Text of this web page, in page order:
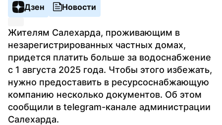
Дзен
Новости
Жителям Салехарда, проживающим в
незарегистрированных частных домах,
придется платить больше за водоснабжение
с 1 августа 2025 года. Чтобы этого избежать,
нужно предоставить в ресурсоснабжающую
компанию несколько документов. Об этом
сообщили в telegram-канале администрации
Салехарда.